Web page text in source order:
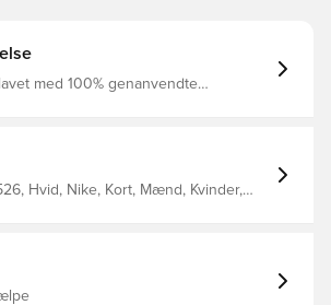
med 100% genanvendte
Perfekt til initialer eller nummer.
Hvid, Nike, Kort, Mænd, Kvinder,